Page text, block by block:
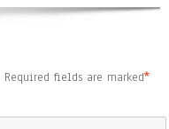
Required fields are marked*